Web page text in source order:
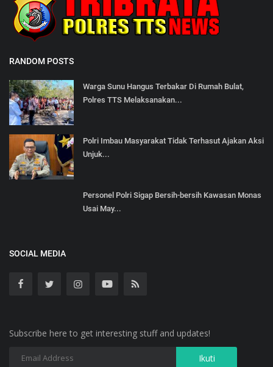
RANDOM POSTS
Warga Sunu Hangus Terbakar Di Rumah Bulat,
Polres TTS Melaksanakan...
Polri Imbau Masyarakat Tidak Terhasut Ajakan Aksi
Unjuk...
Personel Polri Sigap Bersih-bersih Kawasan Monas
Usai May...
SOCIAL MEDIA
Subscribe here to get interesting stuff and updates!